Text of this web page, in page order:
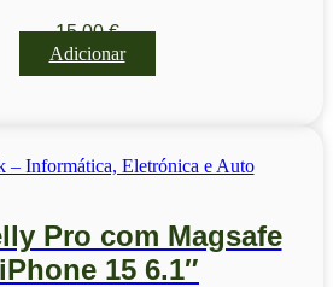
15,00€
Adicionar
Pro com Magsafe
15 6.1″